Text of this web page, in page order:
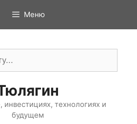
Меню
инвестициях, технологиях и
будущем